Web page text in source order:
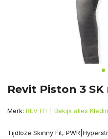
Revit Piston 3
Merk: REV IT! Bekijk alles
Tijdloze Skinny Fit,